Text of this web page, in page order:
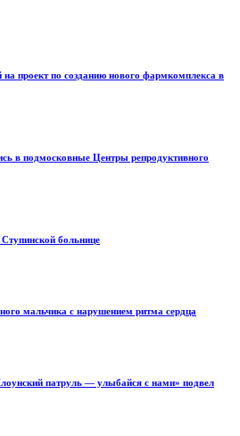
проект по созданию нового фармкомплекса в
в подмосковные Центры репродуктивного
больнице
мальчика с нарушением ритма сердца
патруль — улыбайся с нами» подвел